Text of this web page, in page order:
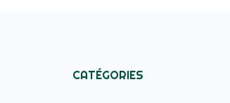
CATÉGORIES